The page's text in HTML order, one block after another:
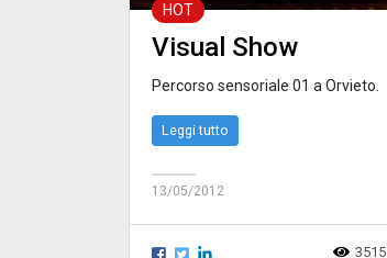
HOT
Visual Show
Percorso sensoriale 01 a Orvieto.
Leggi tutto
13/05/2012
3515